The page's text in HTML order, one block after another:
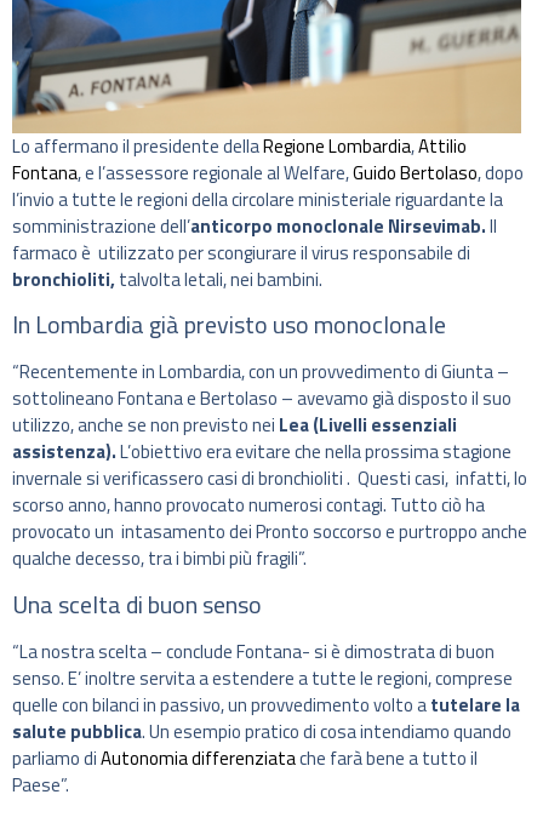
Lo affermano il presidente dellaRegione Lombardia,Attilio
Fontana, e l’assessore regionale al Welfare,Guido Bertolaso, dopo
l’invio a tutte le regioni della circolare ministeriale riguardante la
somministrazione dell’anticorpo monoclonale Nirsevimab.Il
farmaco è utilizzato per scongiurare il virus responsabile di
bronchioliti, talvolta letali, nei bambini.
In Lombardia già previsto uso monoclonale
“Recentemente in Lombardia, con un provvedimento di Giunta –
sottolineano Fontana e Bertolaso – avevamo già disposto il suo
utilizzo, anche se non previsto nei Lea (Livelli essenziali
assistenza).L’obiettivo era evitare che nella prossima stagione
invernale si verificassero casi di bronchioliti . Questi casi, infatti, lo
scorso anno, hanno provocato numerosi contagi. Tutto ciò ha
provocato un intasamento dei Pronto soccorso e purtroppo anche
qualche decesso, tra i bimbi più fragili”.
Una scelta di buon senso
“La nostra scelta – conclude Fontana- si è dimostrata di buon
senso. E’ inoltre servita a estendere a tutte le regioni, comprese
quelle con bilanci in passivo, un provvedimento volto atutelare la
salute pubblica. Un esempio pratico di cosa intendiamo quando
parliamo diAutonomia differenziatache farà bene a tutto il
Paese”.